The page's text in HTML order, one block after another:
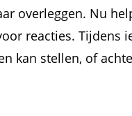
overleggen. Nu
reacties. Tijdens
kan stellen, of